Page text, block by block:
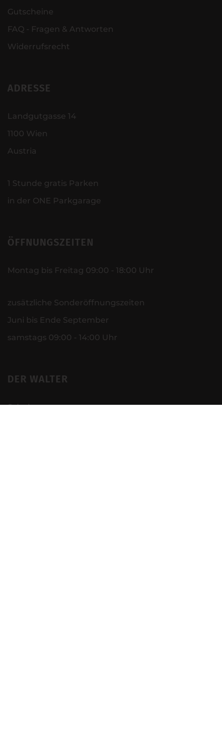
Gutscheine
FAQ - Fragen & Antworten
Widerrufsrecht
ADRESSE
Landgutgasse 14
1100 Wien
Austria
1 Stunde gratis Parken
in der ONE Parkgarage
ÖFFNUNGSZEITEN
Montag bis Freitag 09:00 - 18:00 Uhr
zusätzliche Sonderöffnungszeiten
Juni bis Ende September
samstags 09:00 - 14:00 Uhr
DER WALTER
Schuhe